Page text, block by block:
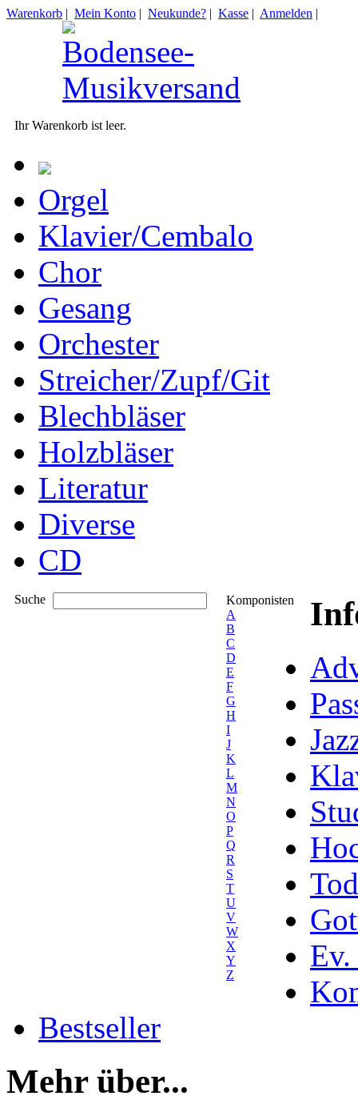
Warenkorb | Mein Konto | Neukunde? | Kasse | Anmelden |
Ihr Warenkorb ist leer.
Orgel
Klavier/Cembalo
Chor
Gesang
Orchester
Streicher/Zupf/Git
Blechbläser
Holzbläser
Literatur
Diverse
CD
Suche
Komponisten
A
B
C
D
E
F
G
H
I
J
K
L
M
N
O
P
Q
R
S
T
U
V
W
X
Y
Z
Ev.
Bestseller
Mehr über...